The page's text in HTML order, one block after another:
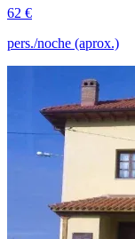
62 €
pers./noche (aprox.)